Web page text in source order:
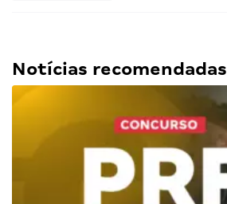
Notícias recomendadas